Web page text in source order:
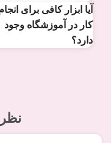
آیا ابزار کافی برای
کار در آموزشگاه وجود
دارد؟